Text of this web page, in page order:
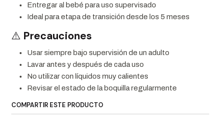
Entregar al bebé para uso supervisado
Ideal para etapa de transición desde los 5 meses
⚠️ Precauciones
Usar siempre bajo supervisión de un adulto
Lavar antes y después de cada uso
No utilizar con líquidos muy calientes
Revisar el estado de la boquilla regularmente
COMPARTIR ESTE PRODUCTO